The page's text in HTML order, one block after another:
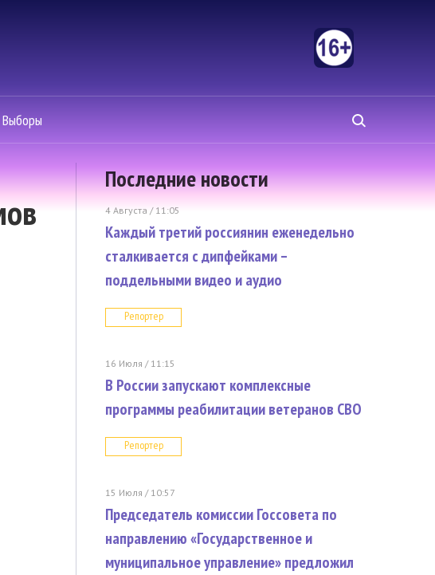
Выборы
Последние новости
4 Августа / 11:05
Каждый третий россиянин еженедельно
сталкивается с дипфейками –
поддельными видео и аудио
Репортер
16 Июля / 11:15
В России запускают комплексные
программы реабилитации ветеранов СВО
Репортер
15 Июля / 10:57
Председатель комиссии Госсовета по
направлению «Государственное и
муниципальное управление» предложил